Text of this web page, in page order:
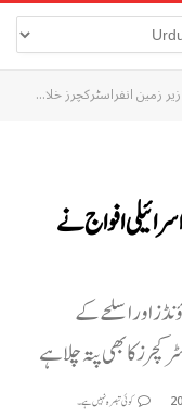
خلاف اسرائیلی افواج نے وسطی غزہ میں زمینی جنگ کا آغاز کردیا
افواج نے
اور اسلحے کے
کا بھی پتہ چلا ہے
کوئی تبصرہ نہیں ہے۔